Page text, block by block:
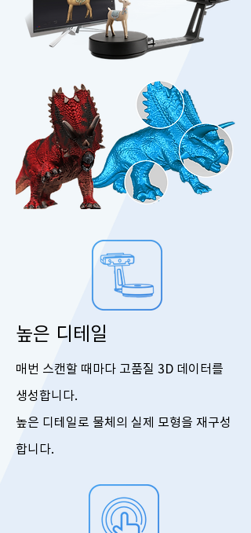
높은 디테일
매번 스캔할 때마다 고품질 3D 데이터를
생성합니다.
높은 디테일로 물체의 실제 모형을 재구성
합니다.